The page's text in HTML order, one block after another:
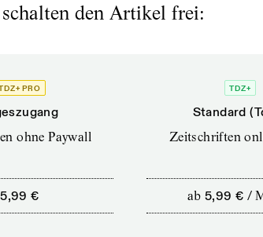
den Artikel frei:
PRO
ohne Paywall
5,99 €
TDZ+
Standard
Zeitschriften
ab 5,99 € /